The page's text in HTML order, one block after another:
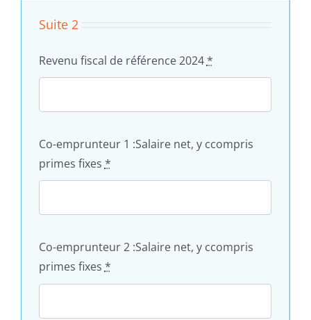
Suite 2
Revenu fiscal de référence 2024*
Co-emprunteur 1 :Salaire net, y ccompris
primes fixes *
Co-emprunteur 2 :Salaire net, y ccompris
primes fixes*